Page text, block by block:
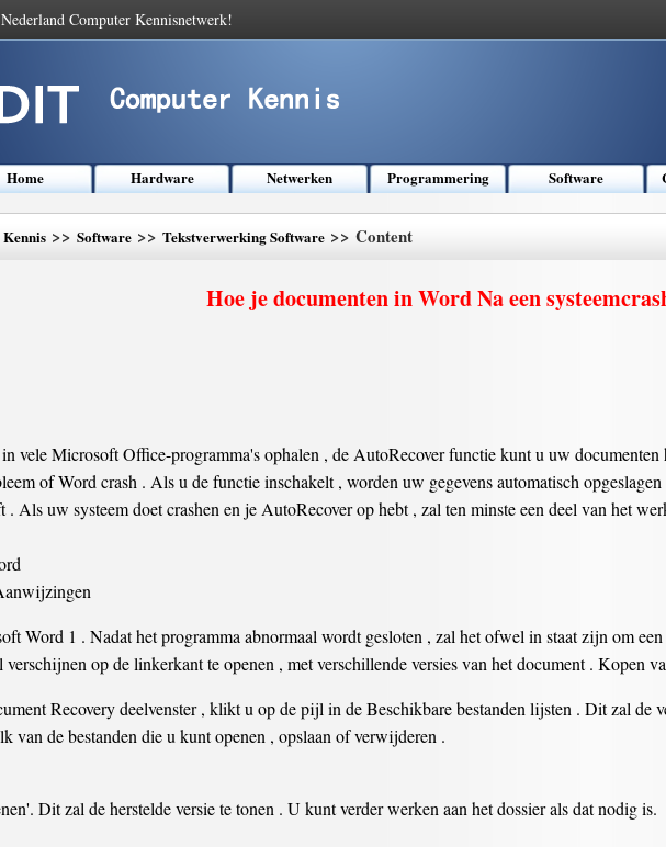
Computer Kennisnetwerk!
Home Hardware Netwerken Programmering Software
>> Software >> Tekstverwerking Software >> Content
Hoe je documenten in Word Na een
vele Microsoft Office-programma's ophalen , de AutoRecover functie kunt u uw documenten
of Word crash . Als u de functie inschakelt , worden uw gegevens automatisch
. Als uw systeem doet crashen en je AutoRecover op hebt , zal ten minste een deel van het
Word 1 . Nadat het programma abnormaal wordt gesloten , zal het ofwel in staat zijn om
verschijnen op de linkerkant te openen , met verschillende versies van het document . Kopen
Recovery deelvenster , klikt u op de pijl in de Beschikbare bestanden lijsten . Dit zal de
van de bestanden die u kunt openen , opslaan of verwijderen .
Dit zal de herstelde versie te tonen . U kunt verder werken aan het dossier als dat nodig is.